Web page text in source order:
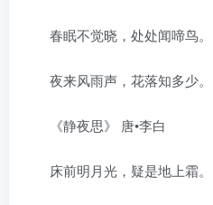
春眠不觉晓，处处闻啼鸟。
夜来风雨声，花落知多少。
《静夜思》 唐•李白
床前明月光，疑是地上霜。